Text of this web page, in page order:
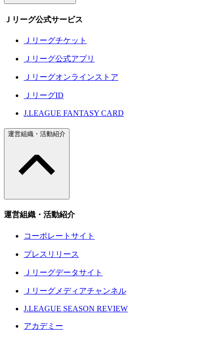
Ｊリーグ公式サービス
Ｊリーグチケット
Ｊリーグ公式アプリ
Ｊリーグオンラインストア
ＪリーグID
J.LEAGUE FANTASY CARD
運営組織・活動紹介
運営組織・活動紹介
コーポレートサイト
プレスリリース
Ｊリーグデータサイト
Ｊリーグメディアチャンネル
J.LEAGUE SEASON REVIEW
アカデミー